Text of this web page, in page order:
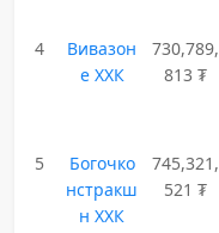
4
Вивазон
е ХХК
730,789,
813 ₮
5
Богочко
нстракш
н ХХК
745,321,
521 ₮